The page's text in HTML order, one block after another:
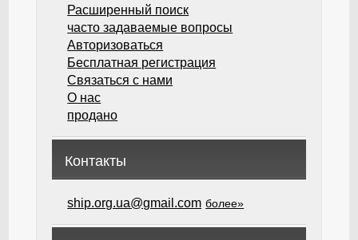
Расширенный поиск
часто задаваемые вопросы
Авторизоваться
Бесплатная регистрация
Связаться с нами
О нас
продано
Контакты
ship.org.ua@gmail.com более»